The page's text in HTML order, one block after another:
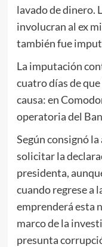
lavado de dinero.
involucran al ex
también fue
La imputación
cuatro días de
causa: en
operatoria del
Según consignó
solicitar la
presidenta,
cuando regrese a
emprenderá esta
marco de la
presunta